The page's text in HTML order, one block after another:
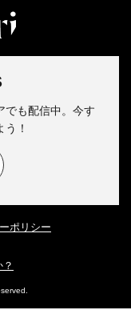
でも配信中。今す
！
ポリシー